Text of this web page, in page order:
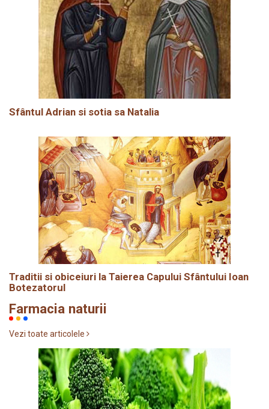
Sfântul Adrian si sotia sa Natalia
Traditii si obiceiuri la Taierea Capului Sfântului Ioan
Botezatorul
Farmacia naturii
Vezi toate articolele